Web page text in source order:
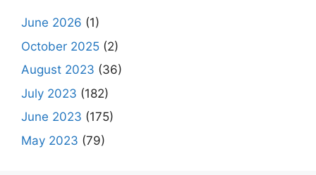
June 2026 (1)
October 2025 (2)
August 2023 (36)
July 2023 (182)
June 2023 (175)
May 2023 (79)